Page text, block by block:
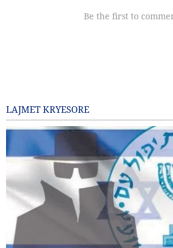
LAJMET KRYESORE